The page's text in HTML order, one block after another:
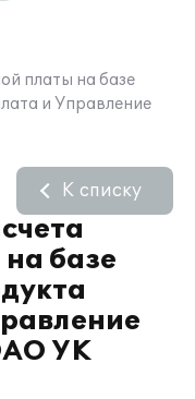
платы на базе
и Управление
базе
УК
К списку